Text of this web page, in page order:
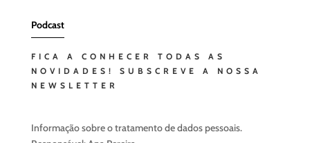
Podcast
FICA A CONHECER TODAS AS
NOVIDADES! SUBSCREVE A NOSSA
NEWSLETTER
Informação sobre o tratamento de dados pessoais.